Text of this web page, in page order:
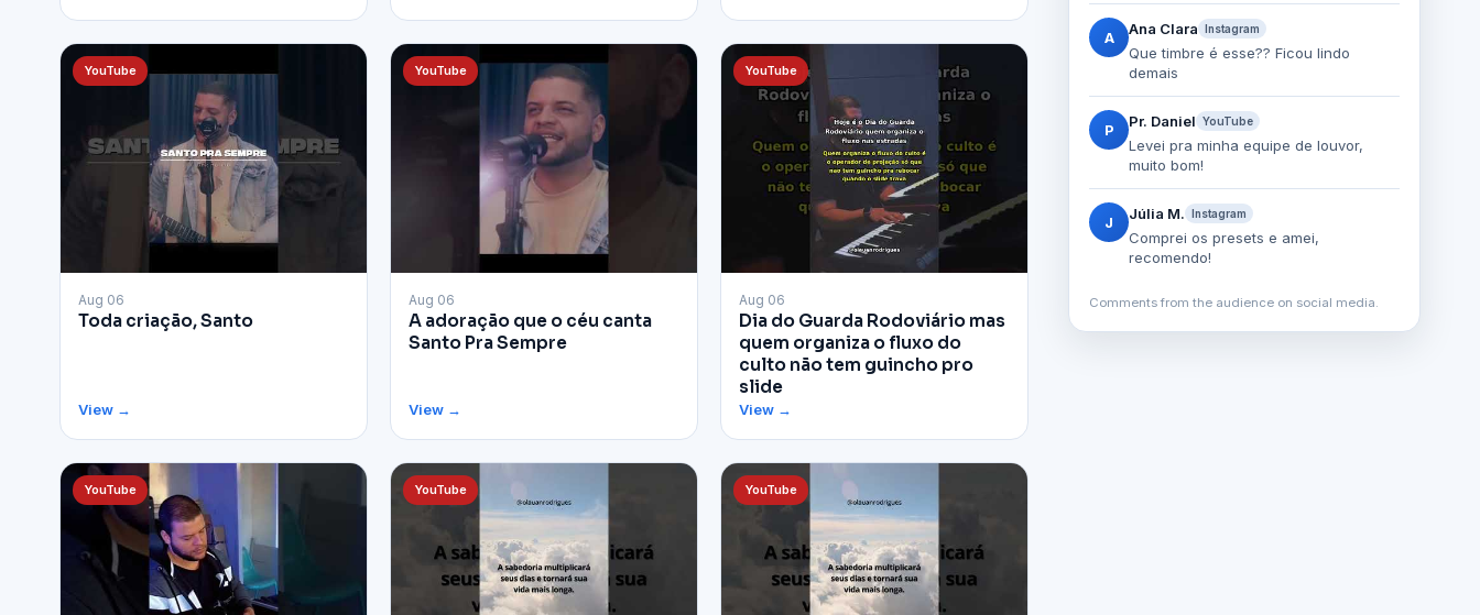
YouTube
▶
Aug 06
Toda criação, Santo
View →
YouTube
▶
Aug 06
A adoração que o céu canta
Santo Pra Sempre
View →
YouTube
▶
Aug 06
Dia do Guarda Rodoviário mas
quem organiza o fluxo do
culto não tem guincho pro
slide
View →
YouTube YouTube YouTube
A Ana Clara Instagram
Que timbre é esse?? Ficou lindo
demais
P Pr. Daniel YouTube
Levei pra minha equipe de louvor,
muito bom!
J Júlia M. Instagram
Comprei os presets e amei,
recomendo!
Comments from the audience on social media.